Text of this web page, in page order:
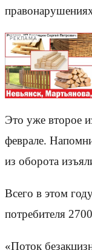
РЕКЛАМА
Это уже второе
феврале.
из оборота
Всего в этом
потребителя
«Поток